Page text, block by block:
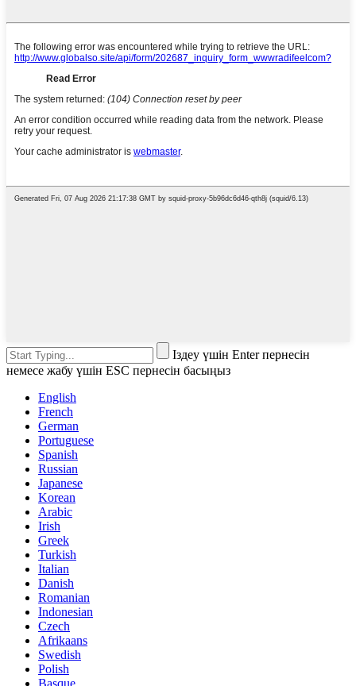
Іздеу үшін Enter пернесін
немесе жабу үшін ESC пернесін басыңыз
English
French
German
Portuguese
Spanish
Russian
Japanese
Korean
Arabic
Irish
Greek
Turkish
Italian
Danish
Romanian
Indonesian
Czech
Afrikaans
Swedish
Polish